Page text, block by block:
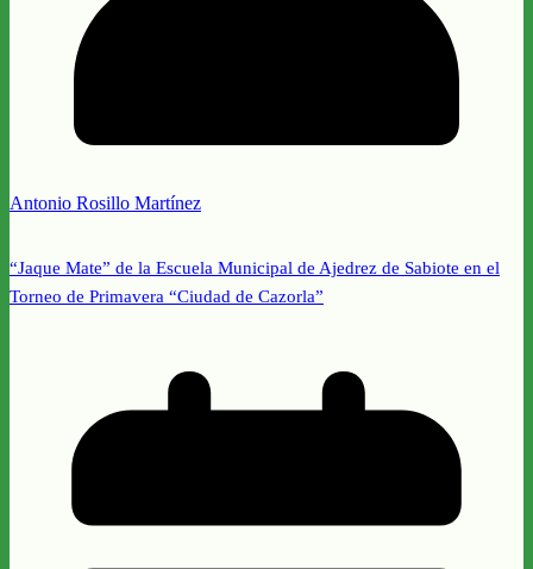
Antonio Rosillo Martínez
“Jaque Mate” de la Escuela Municipal de Ajedrez de Sabiote en el
Torneo de Primavera “Ciudad de Cazorla”